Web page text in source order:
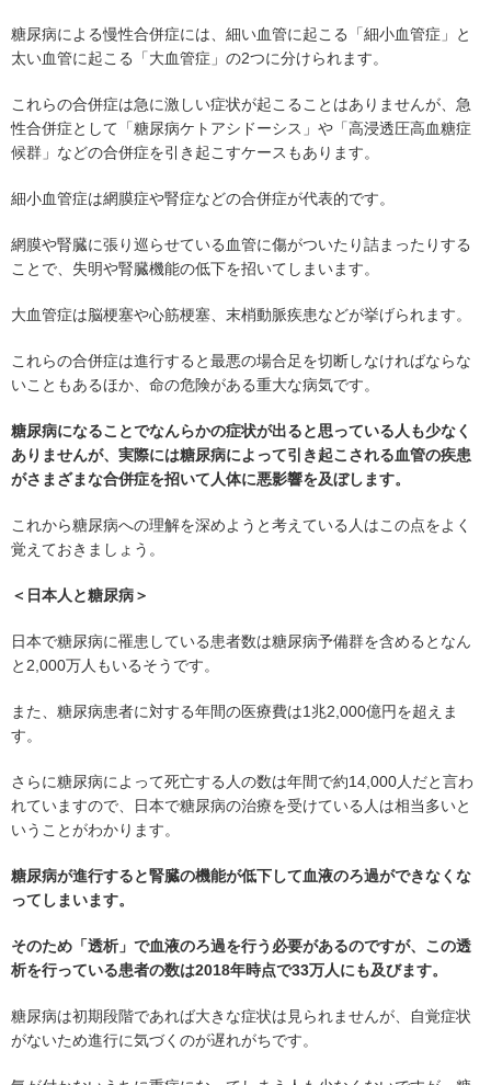
糖尿病による慢性合併症には、細い血管に起こる「細小血管症」と
太い血管に起こる「大血管症」の2つに分けられます。
これらの合併症は急に激しい症状が起こることはありませんが、急
性合併症として「糖尿病ケトアシドーシス」や「高浸透圧高血糖症
候群」などの合併症を引き起こすケースもあります。
細小血管症は網膜症や腎症などの合併症が代表的です。
網膜や腎臓に張り巡らせている血管に傷がついたり詰まったりする
ことで、失明や腎臓機能の低下を招いてしまいます。
大血管症は脳梗塞や心筋梗塞、末梢動脈疾患などが挙げられます。
これらの合併症は進行すると最悪の場合足を切断しなければならな
いこともあるほか、命の危険がある重大な病気です。
糖尿病になることでなんらかの症状が出ると思っている人も少なく
ありませんが、実際には糖尿病によって引き起こされる血管の疾患
がさまざまな合併症を招いて人体に悪影響を及ぼします。
これから糖尿病への理解を深めようと考えている人はこの点をよく
覚えておきましょう。
＜日本人と糖尿病＞
日本で糖尿病に罹患している患者数は糖尿病予備群を含めるとなん
と2,000万人もいるそうです。
また、糖尿病患者に対する年間の医療費は1兆2,000億円を超えま
す。
さらに糖尿病によって死亡する人の数は年間で約14,000人だと言わ
れていますので、日本で糖尿病の治療を受けている人は相当多いと
いうことがわかります。
糖尿病が進行すると腎臓の機能が低下して血液のろ過ができなくな
ってしまいます。
そのため「透析」で血液のろ過を行う必要があるのですが、この透
析を行っている患者の数は2018年時点で33万人にも及びます。
糖尿病は初期段階であれば大きな症状は見られませんが、自覚症状
がないため進行に気づくのが遅れがちです。